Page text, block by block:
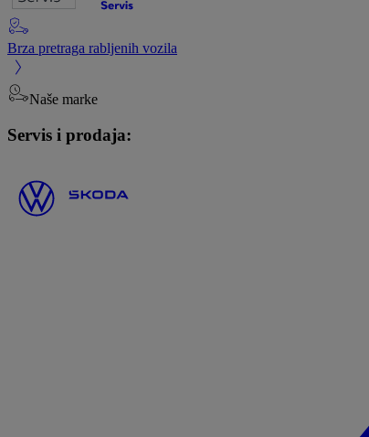
Brza pretraga rabljenih vozila
Naše marke
Servis i prodaja: